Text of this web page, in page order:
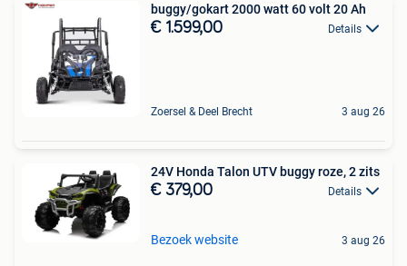
buggy/gokart 2000 watt 60 volt 20 Ah
€ 1.599,00 Details
Zoersel & Deel Brecht 3 aug 26
24V Honda Talon UTV buggy roze, 2 zits
€ 379,00 Details
Bezoek website 3 aug 26